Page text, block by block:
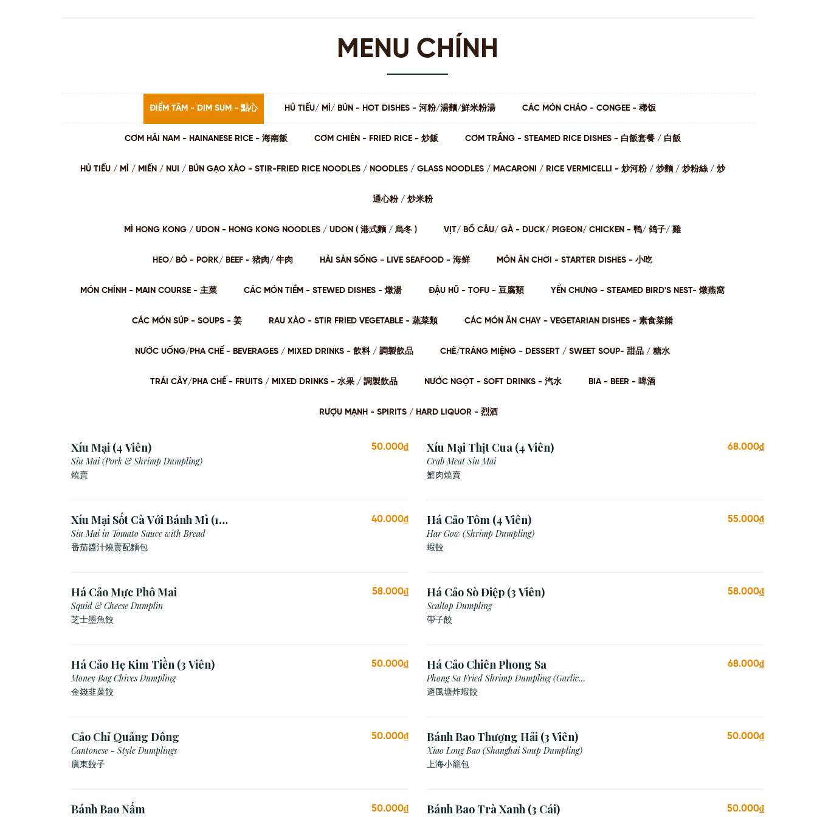
MENU CHÍNH
ĐIỂM TÂM - DIM SUM - 點心 HỦ TIẾU/ MÌ/ BÚN - HOT DISHES - 河粉/湯麵/鮮米粉湯 CÁC MÓN CHÁO - CONGEE - 稀饭
CƠM HẢI NAM - HAINANESE RICE - 海南飯 CƠM CHIÊN - FRIED RICE - 炒飯 CƠM TRẮNG - STEAMED RICE DISHES - ⽩飯套餐 / ⽩飯
HỦ TIẾU / MÌ / MIẾN / NUI / BÚN GẠO XÀO - STIR-FRIED RICE NOODLES / NOODLES / GLASS NOODLES / MACARONI / RICE VERMICELLI - 炒河粉 / 炒麵 / 炒粉絲 / 炒
通⼼粉 / 炒⽶粉
MÌ HONG KONG / UDON - HONG KONG NOODLES / UDON ( 港式麵 / 烏冬 ) VỊT/ BỒ CÂU/ GÀ - DUCK/ PIGEON/ CHICKEN - 鸭/ 鸽子/ 雞
HEO/ BÒ - PORK/ BEEF - 猪肉/ 牛肉 HẢI SẢN SỐNG - LIVE SEAFOOD - 海鲜 MÓN ĂN CHƠI - STARTER DISHES - 小吃
MÓN CHÍNH - MAIN COURSE - 主菜 CÁC MÓN TIỀM - STEWED DISHES - 燉湯 ĐẬU HŨ - TOFU - 豆腐類 YẾN CHƯNG - STEAMED BIRD'S NEST- 燉燕窩
CÁC MÓN SÚP - SOUPS - 姜 RAU XÀO - STIR FRIED VEGETABLE - 蔬菜類 CÁC MÓN ĂN CHAY - VEGETARIAN DISHES - 素⻝菜餚
NƯỚC UỐNG/PHA CHẾ - BEVERAGES / MIXED DRINKS - 飲料 / 調製飲品 CHÈ/TRÁNG MIỆNG - DESSERT / SWEET SOUP- 甜品 / 糖⽔
TRÁI CÂY/PHA CHẾ - FRUITS / MIXED DRINKS - ⽔果 / 調製飲品 NƯỚC NGỌT - SOFT DRINKS - 汽⽔ BIA - BEER - 啤酒
RƯỢU MẠNH - SPIRITS / HARD LIQUOR - 烈酒
Xíu Mại (4 Viên)
Siu Mai (Pork & Shrimp Dumpling)
燒賣
50.000₫ Xíu Mại Thịt Cua (4 Viên)
Crab Meat Siu Mai
蟹肉燒賣
68.000₫
Xíu Mại Sốt Cà Với Bánh Mì (1
Viên)
Siu Mai in Tomato Sauce with Bread
番茄醬汁燒賣配麵包
40.000₫ Há Cảo Tôm (4 Viên)
Har Gow (Shrimp Dumpling)
蝦餃
55.000₫
Há Cảo Mực Phô Mai
Squid & Cheese Dumplin
芝⼠墨⿂餃
58.000₫ Há Cảo Sò Điệp (3 Viên)
Scallop Dumpling
帶子餃
58.000₫
Há Cảo Hẹ Kim Tiền (3 Viên)
Money Bag Chives Dumpling
金錢韭菜餃
50.000₫ Há Cảo Chiên Phong Sa
Phong Sa Fried Shrimp Dumpling (Garlic
Breadcrumb)
避風塘炸蝦餃
68.000₫
Cảo Chỉ Quảng Đông
Cantonese - Style Dumplings
廣東餃⼦
50.000₫ Bánh Bao Thượng Hải (3 Viên)
Xiao Long Bao (Shanghai Soup Dumpling)
上海小籠包
50.000₫
Bánh Bao Nấm 50.000₫ Bánh Bao Trà Xanh (3 Cái) 50.000₫